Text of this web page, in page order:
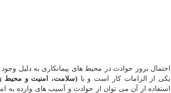
احتمال بروز حوادث در محیط های پیمانکاری به دلیل
HSE (سلامت، امنیت و محیط زیست)
استفاده از آن می توان از حوادث و آسیب های وارده به